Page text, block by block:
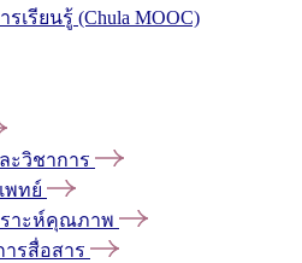
เรียนรู้ (Chula MOOC)
ะวิชาการ
พทย์
ราะห์คุณภาพ
ารสื่อสาร